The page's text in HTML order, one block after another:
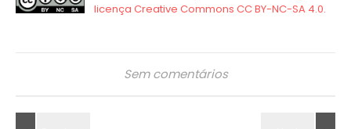
Sem comentários